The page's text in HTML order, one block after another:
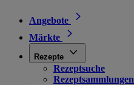
Angebote
Märkte
Rezepte
Rezeptsuche
Rezeptsammlungen